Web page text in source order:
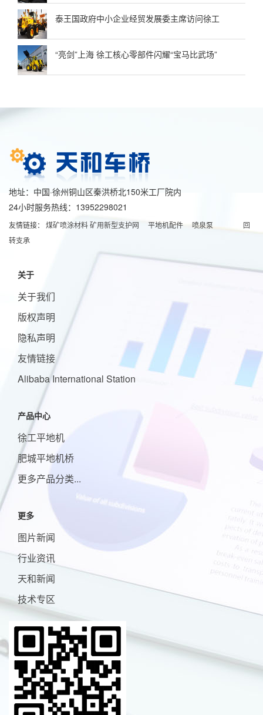
泰王国政府中小企业经贸发展委主席访问徐工
“亮剑”上海 徐工核心零部件闪耀“宝马比武场”
地址：中国·徐州铜山区秦洪桥北150米工厂院内
24小时服务热线：13952298021
友情链接： 煤矿喷涂材料矿用新型支护网 平地机配件 喷泉泵
回
转支承
关于
关于我们
版权声明
隐私声明
友情链接
Alibaba International Station
产品中心
徐工平地机
肥城平地机桥
更多产品分类...
更多
图片新闻
行业资讯
天和新闻
技术专区